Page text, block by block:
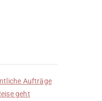
Aufträge
geht